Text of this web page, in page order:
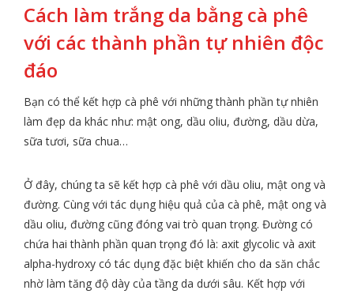
Cách làm trắng da bằng cà phê
với các thành phần tự nhiên độc
đáo
Bạn có thể kết hợp cà phê với những thành phần tự nhiên
làm đẹp da khác như: mật ong, dầu oliu, đường, dầu dừa,
sữa tươi, sữa chua…
Ở đây, chúng ta sẽ kết hợp cà phê với dầu oliu, mật ong và
đường. Cùng với tác dụng hiệu quả của cà phê, mật ong và
dầu oliu, đường cũng đóng vai trò quan trọng. Đường có
chứa hai thành phần quan trọng đó là: axit glycolic và axit
alpha-hydroxy có tác dụng đặc biệt khiến cho da săn chắc
nhờ làm tăng độ dày của tầng da dưới sâu. Kết hợp với